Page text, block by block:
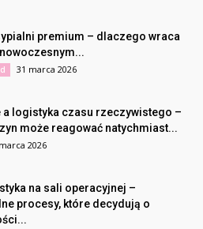
premium – dlaczego wraca
nowoczesnym...
31 marca 2026
a logistyka czasu rzeczywistego –
może reagować natychmiast...
2026
na sali operacyjnej –
procesy, które decydują o